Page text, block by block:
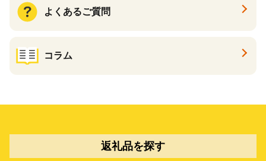
よくあるご質問
コラム
返礼品を探す